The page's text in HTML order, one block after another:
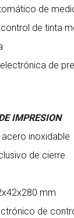
de
de tinta
de
IMPRESION
acero inoxidable
de cierre
mm
de